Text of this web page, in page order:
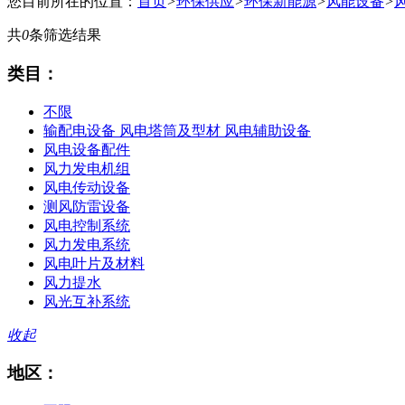
共0条筛选结果
类目：
不限
输配电设备 风电塔筒及型材 风电辅助设备
风电设备配件
风力发电机组
风电传动设备
测风防雷设备
风电控制系统
风力发电系统
风电叶片及材料
风力提水
风光互补系统
收起
地区：